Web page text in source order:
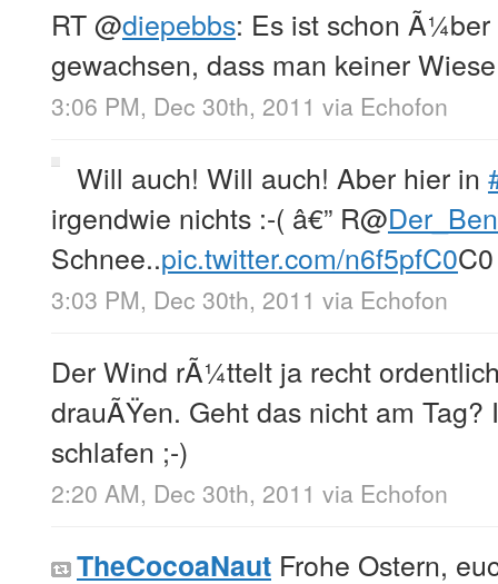
RT@diepebbs: Es ist schon
gewachsen, dass man keiner
3:06 PM, Dec 30th, 2011 via Echofon
Will auch! Will auch! Aber hier in
irgendwie nichts :-( â€” R@
Schnee..pic.twitter.com/n6f5pfC0C0
3:03 PM, Dec 30th, 2011 via Echofon
Der Wind rÃ¼ttelt ja recht
drauÃŸen. Geht das nicht am
schlafen ;-)
2:20 AM, Dec 30th, 2011 via Echofon
TheCocoaNaut Frohe Ostern,